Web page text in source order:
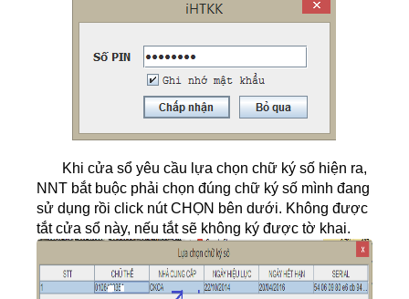
Khi cửa sổ yêu cầu lựa chọn chữ ký số hiện ra,
NNT bắt buộc phải chọn đúng chữ ký số mình đang
sử dụng rồi click nút CHỌN bên dưới. Không được
tắt cửa sổ này, nếu tắt sẽ không ký được tờ khai.